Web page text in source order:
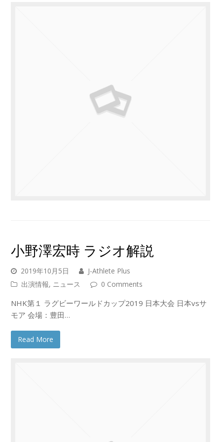
小野澤宏時 ラジオ解説
2019年10月5日
J-Athlete Plus
出演情報, ニュース 0 Comments
NHK第１ ラグビーワールドカップ2019 日本大会 日本vsサ
モア 会場：豊田…
Read More